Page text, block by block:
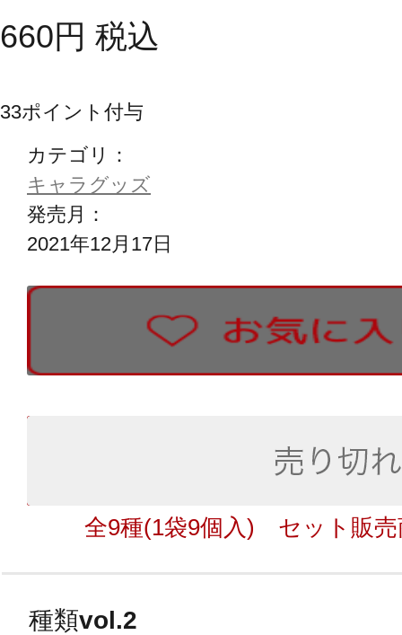
660円 税込
33ポイント付与
カテゴリ：
キャラグッズ
発売月：
2021年12月17日
全9種(1袋9個入) セット販
種類vol.2